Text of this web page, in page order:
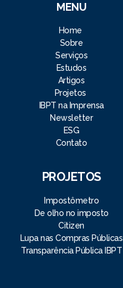
MENU
Home
Sobre
Serviços
Estudos
Artigos
Projetos
IBPT na Imprensa
Newsletter
ESG
Contato
PROJETOS
Impostômetro
De olho no imposto
Citizen
Lupa nas Compras Públicas
Transparência Pública IBPT